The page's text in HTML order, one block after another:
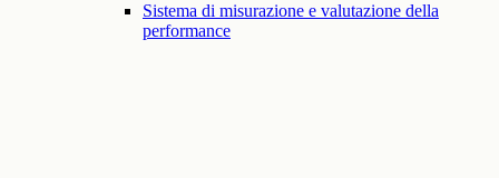
Sistema di misurazione e valutazione della
performance